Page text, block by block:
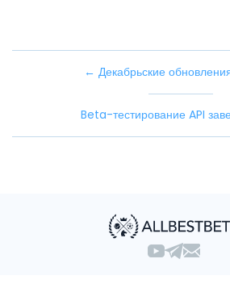
← Декабрьские
Beta-тестирование API